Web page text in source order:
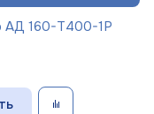
АД 160-Т400-1Р